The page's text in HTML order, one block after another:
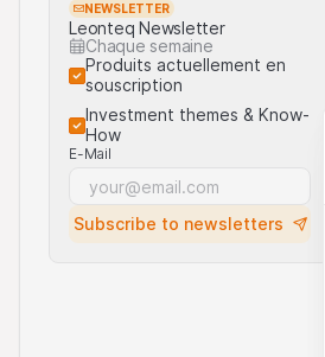
NEWSLETTER
Leonteq Newsletter
Chaque semaine
Produits actuellement en
souscription
Investment themes & Know-
How
E-Mail
Subscribe to newsletters